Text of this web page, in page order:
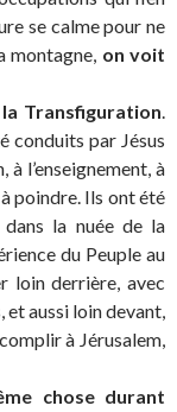
se calme pour ne
montagne, on voit
Transfiguration.
conduits par Jésus
l’enseignement, à
poindre. Ils ont été
la nuée de la
du Peuple au
loin derrière, avec
et aussi loin devant,
à Jérusalem,
chose durant